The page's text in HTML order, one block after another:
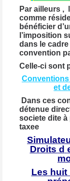
Par ailleurs ,
comme
bénéficier
l’imposition
dans le
convention
Celle-ci sont
et
Dans ces
détenue
societe dite à
taxee
Droits d
Les